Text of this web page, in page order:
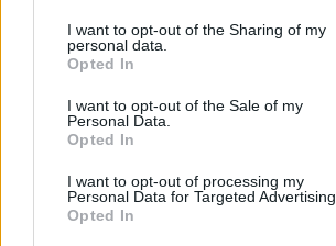
I want to opt-out of the Sharing of my
personal data.
Opted In
I want to opt-out of the Sale of my
Personal Data.
Opted In
I want to opt-out of processing my
Personal Data for Targeted Advertising.
Opted In